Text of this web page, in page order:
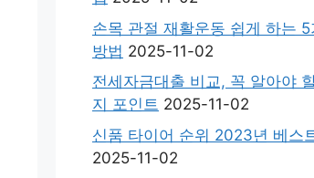
손목 관절 재활운동 쉽게 하는 5
방법 2025-11-02
전세자금대출 비교, 꼭 알아야
지 포인트 2025-11-02
신품 타이어 순위 2023년 베스
2025-11-02